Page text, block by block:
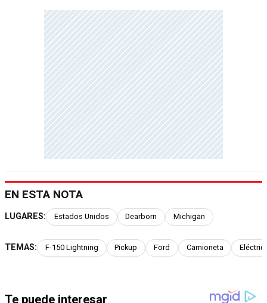
EN ESTA NOTA
LUGARES: Estados Unidos Dearborn Michigan
TEMAS: F-150 Lightning Pickup Ford Camioneta